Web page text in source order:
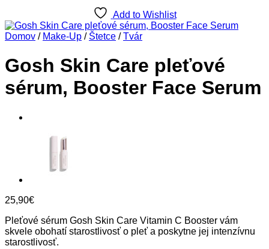
Add to Wishlist
Domov / Make-Up / Štetce / Tvár
Gosh Skin Care pleťové
sérum, Booster Face Serum
25,90€
Pleťové sérum Gosh Skin Care Vitamin C Booster vám
skvele obohatí starostlivosť o pleť a poskytne jej intenzívnu
starostlivosť.